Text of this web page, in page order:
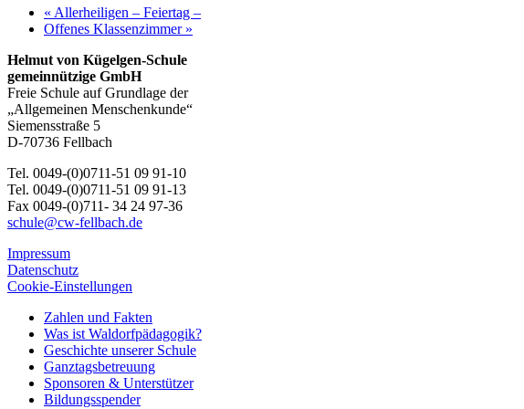
« Allerheiligen – Feiertag –
Offenes Klassenzimmer »
Helmut von Kügelgen-Schule
gemeinnützige GmbH
Freie Schule auf Grundlage der
„Allgemeinen Menschenkunde“
Siemensstraße 5
D-70736 Fellbach
Tel. 0049-(0)0711-51 09 91-10
Tel. 0049-(0)0711-51 09 91-13
Fax 0049-(0)711- 34 24 97-36
schule@cw-fellbach.de
Impressum
Datenschutz
Cookie-Einstellungen
Zahlen und Fakten
Was ist Waldorfpädagogik?
Geschichte unserer Schule
Ganztagsbetreuung
Sponsoren & Unterstützer
Bildungsspender